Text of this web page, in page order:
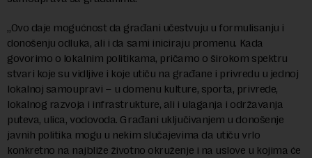
„Ovo daje mogućnost da građani učestvuju u formulisanju i
donošenju odluka, ali i da sami iniciraju promenu. Kada
govorimo o lokalnim politikama, pričamo o širokom spektru
stvari koje su vidljive i koje utiču na građane i privredu u jednoj
lokalnoj samoupravi – u domenu kulture, sporta, privrede,
lokalnog razvoja i infrastrukture, ali i ulaganja i održavanja
puteva, ulica, vodovoda. Građani uključivanjem u donošenje
javnih politika mogu u nekim slučajevima da utiču vrlo
konkretno na najbliže životno okruženje i na uslove u kojima će